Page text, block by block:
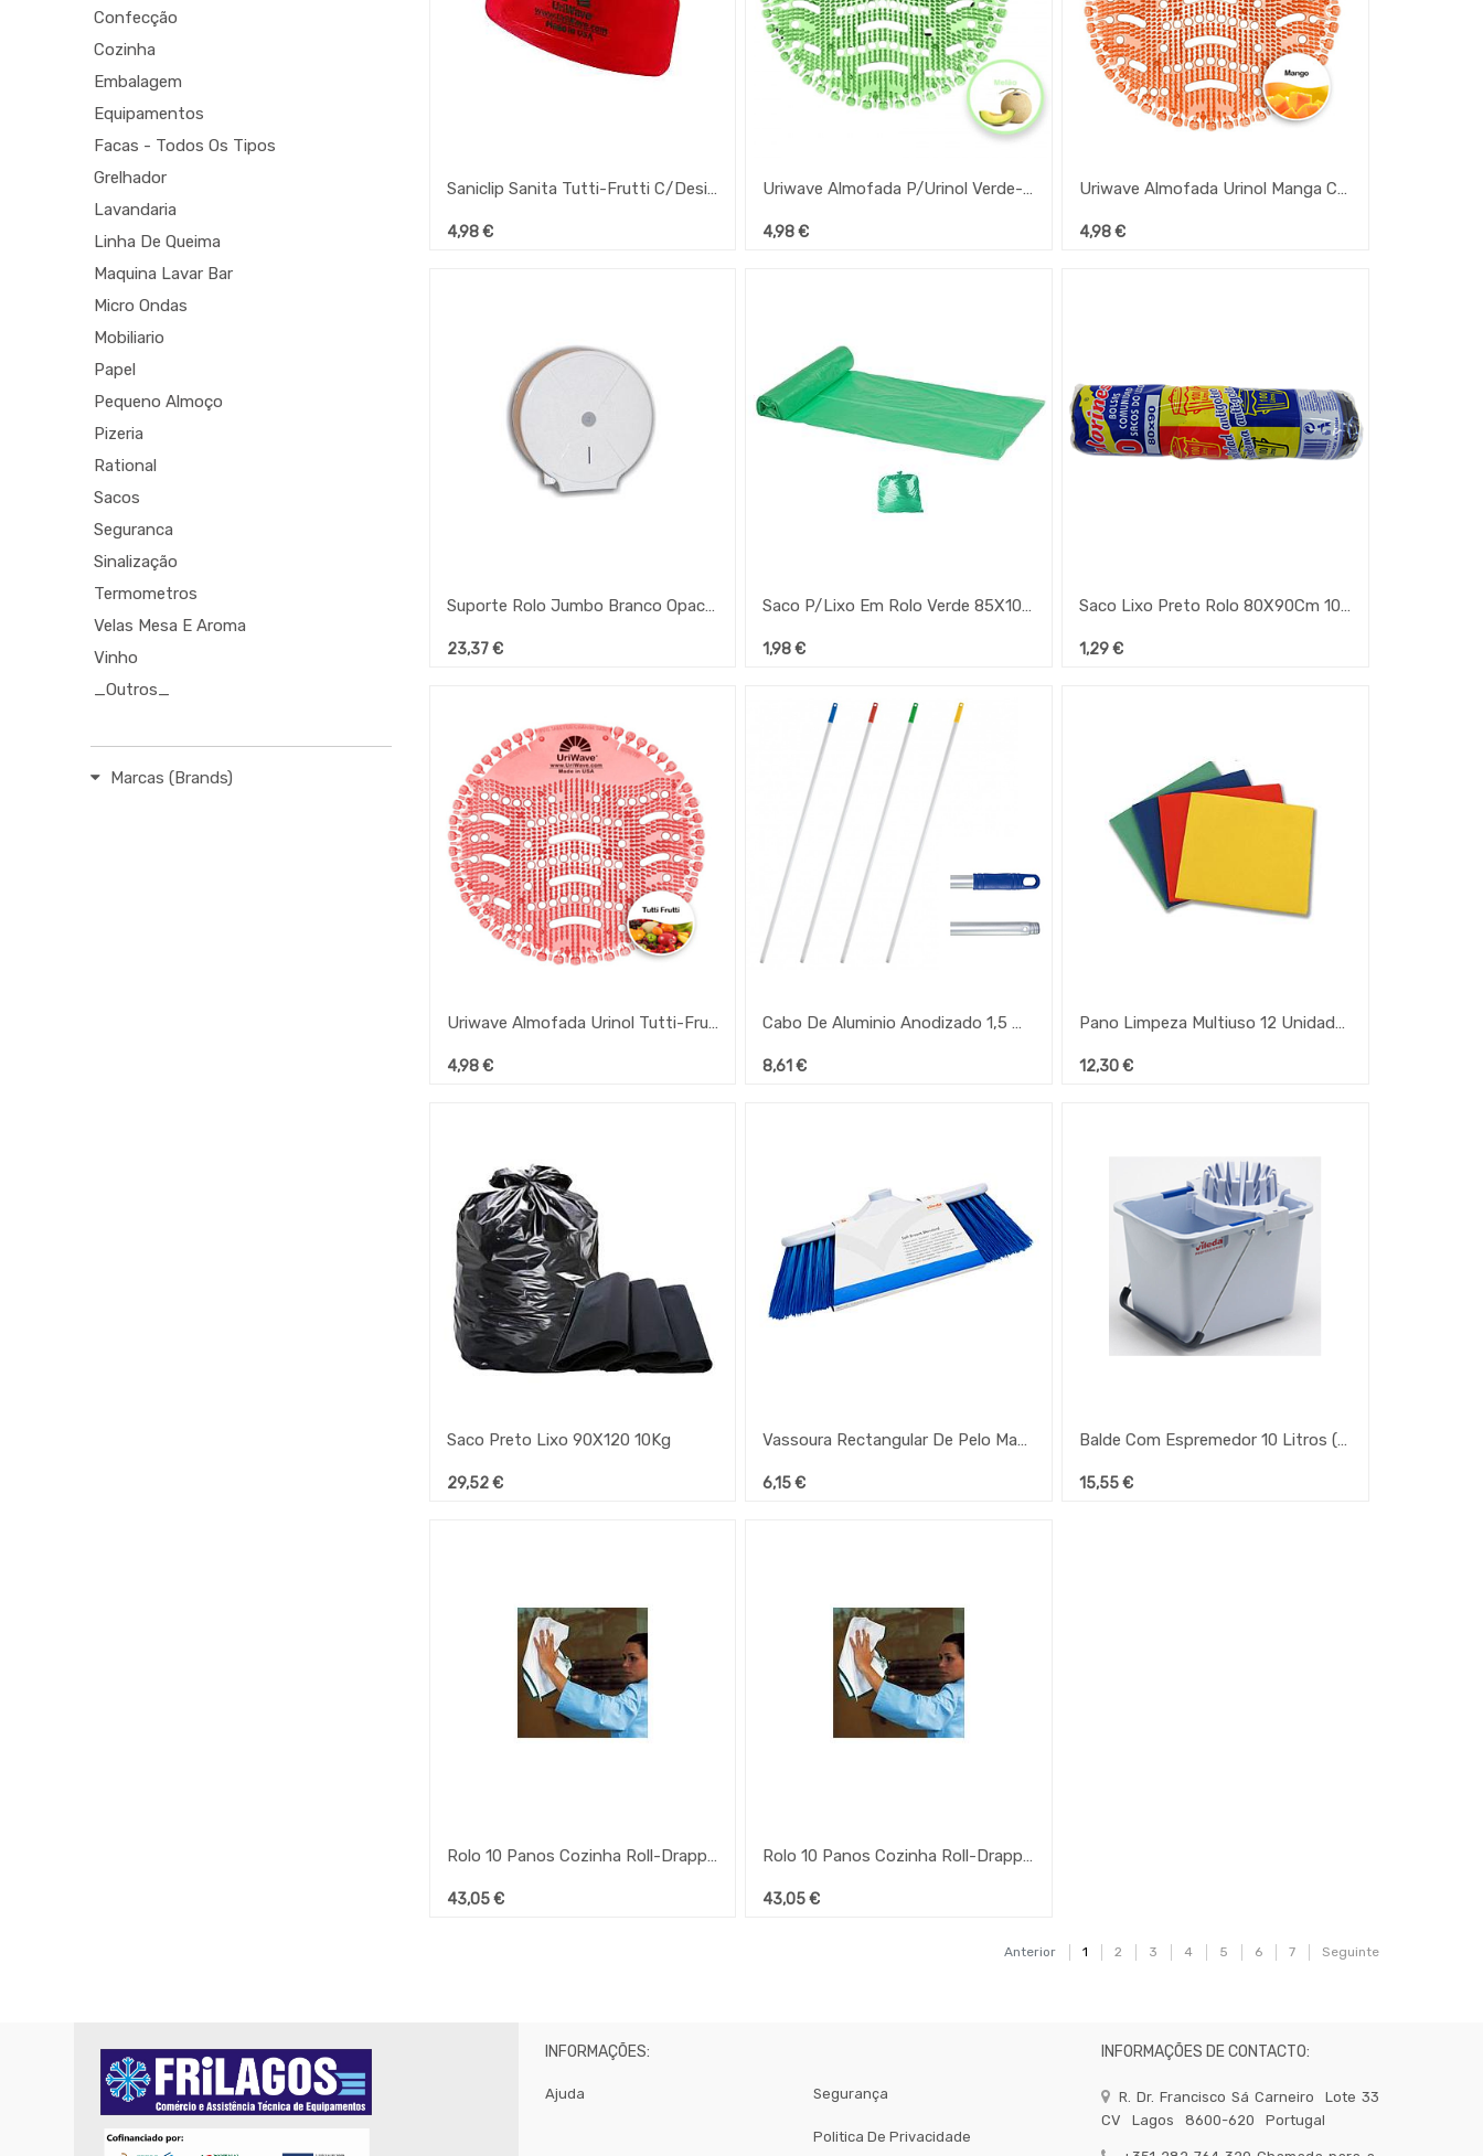
Confecção
Cozinha
Embalagem
Equipamentos
Facas - Todos Os Tipos
Grelhador
Lavandaria
Linha De Queima
Maquina Lavar Bar
Micro Ondas
Mobiliario
Papel
Pequeno Almoço
Pizeria
Rational
Sacos
Seguranca
Sinalização
Termometros
Velas Mesa E Aroma
Vinho
_Outros_
Marcas (Brands)
Saniclip Sanita Tutti-Frutti C/Desinfectante
4,98€
Uriwave Almofada P/Urinol Verde-Melão C/Desinfectante
4,98€
Uriwave Almofada Urinol Manga C/Desinfectante
4,98€
Suporte Rolo Jumbo Branco Opaco Ramhotel
23,37€
Saco P/Lixo Em Rolo Verde 85X105Cm C/10 Unid.120 Lts
1,98€
Saco Lixo Preto Rolo 80X90Cm 10 Unid. 100 Lts
1,29€
Uriwave Almofada Urinol Tutti-Frutti C/Desinfectante
4,98€
Cabo De Aluminio Anodizado 1,5 Mt 1Mm C/Rosca Univ.
8,61 €
Pano Limpeza Multiuso 12 Unidades 40X35Cm (Pomez)
12,30€
Saco Preto Lixo 90X120 10Kg
29,52€
Vassoura Rectangular De Pelo Macio 126920 (Vileda)
6,15€
Balde Com Espremedor 10 Litros (Vileda)
15,55€
Rolo 10 Panos Cozinha Roll-Drapp 40X60Cm Verde (Gp)
43,05€
Rolo 10 Panos Cozinha Roll-Drapp 40X60Cm Vermelho (Gp)
43,05€
Anterior 1 2 3 4 5 6 7 Seguinte
INFORMAÇÕES:
Ajuda Segurança
Politica De Privacidade
INFORMAÇÕES DE CONTACTO:
R. Dr. Francisco Sá Carneiro
Lote 33
CV
Lagos 8600-620 Portugal